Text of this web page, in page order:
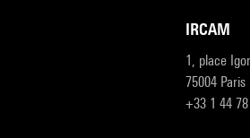
IRCAM
1, place
75004 Paris
+33 1 44